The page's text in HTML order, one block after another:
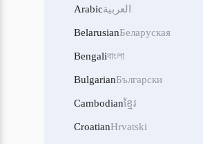
Arabicالعربية
BelarusianБеларуская
Bengaliবাংলা
BulgarianБългарски
Cambodianខ្មែរ
CroatianHrvatski